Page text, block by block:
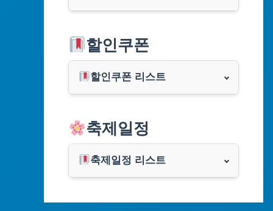
부산광역시
대구광역시
인천광역시
광주광역시
할인쿠폰
할인쿠폰 리스트
쿠팡
클룩
축제일정
축제일정 리스트